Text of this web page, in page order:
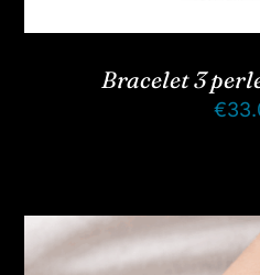
Bracelet 3
€